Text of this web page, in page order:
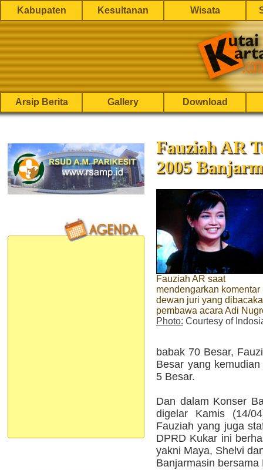
Kabupaten Kesultanan Wisata
Arsip Berita Gallery Download
Fauziah AR
2005
Fauziah AR saat
mendengarkan komentar
dewan juri yang
pembawa acara Adi
Photo: Courtesy of
babak 70 Besar,
Besar yang
5 Besar.
Dan dalam Konser
digelar Kamis (14/
Fauziah yang juga
DPRD Kukar ini
yakni Maya, Shelvi
Banjarmasin bersama